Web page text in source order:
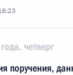
четверг
поручения,